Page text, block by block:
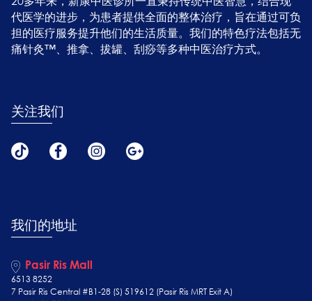
代医学的进步，为患者提供全面的整体治疗，旨在通过可负
担的医疗服务提升他们的生活质量。我们的特色疗法包括无
痛针灸™、推拿、拔罐、刮痧等多种中医治疗方式。
关注我们
我们的地址
Pasir Ris Mall
6513 8252
7 Pasir Ris Central #B1-28 (S) 519612 (Pasir Ris MRT Exit A)